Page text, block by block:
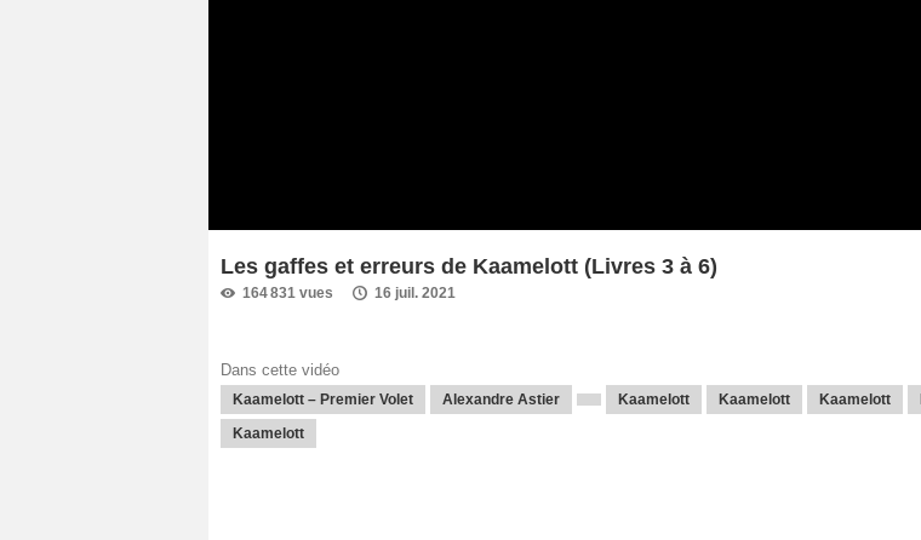
Les gaffes et erreurs de Kaamelott (Livres 3 à 6)
164 831 vues 16 juil. 2021
Dans cette vidéo
Kaamelott – Premier Volet Alexandre Astier Kaamelott Kaamelott Kaamelott
Kaamelott